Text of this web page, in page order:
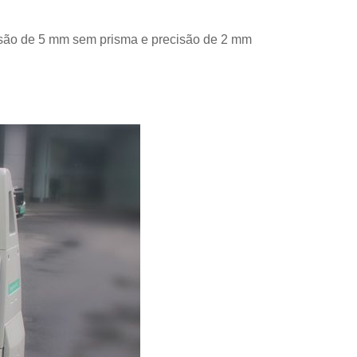
de 5 mm sem prisma e precisão de 2 mm